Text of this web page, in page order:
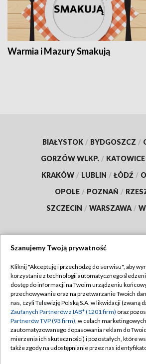
Warmia i Mazury Smakują
BIAŁYSTOK / BYDGOSZCZ /
GORZÓW WLKP. / KATOWICE
KRAKÓW / LUBLIN / ŁÓDŹ /
OPOLE / POZNAŃ /
SZCZECIN / WARSZAWA /
TVP
Abonament TVP
Emisja w TVP
Centrum informacji TVP
Naziemna Telewizja Cyfrowa
Regulamin TVP
Polityka
Moje zgody
Pomoc
Szanujemy Twoją prywatność
Kliknij "Akceptuję i przechodzę do serwisu", aby
korzystanie z technologii automatycznego
dostęp do informacji na Twoim urządzeniu
przechowywanie oraz na przetwarzanie Twoich
nas, czyli Telewizję Polską S.A. w likwidacji (zwaną
Zaufanych Partnerów z IAB* (1201 firm) oraz
Partnerów TVP (93 firm), w celach
zautomatyzowanego dopasowania reklam do
mierzenia ich skuteczności) i pozostałych, które
także zgody na udostępnianie przez nas